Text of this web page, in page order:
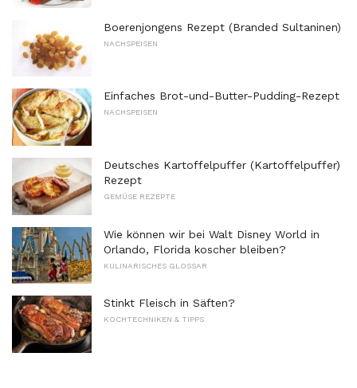
Boerenjongens Rezept (Branded Sultaninen)
NACHSPEISEN
Einfaches Brot-und-Butter-Pudding-Rezept
NACHSPEISEN
Deutsches Kartoffelpuffer (Kartoffelpuffer)
Rezept
GEMÜSE REZEPTE
Wie können wir bei Walt Disney World in
Orlando, Florida koscher bleiben?
KULINARISCHES GLOSSAR
Stinkt Fleisch in Säften?
KOCHTECHNIKEN & TIPPS